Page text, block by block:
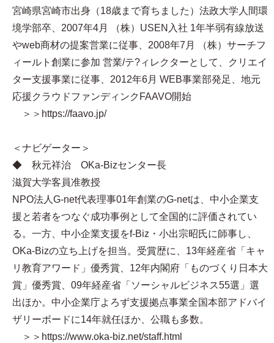
宮崎県宮崎市出身（18歳まで育ちました）法政大学人間環
境学部卒、2007年4月 （株）USEN入社 1年半弱有線放送
やweb商材の提案営業に従事、2008年7月 （株）サーチフ
ィールト創業に参加 営業/テ?ィレクターとして、クリエイ
ター支援事業に従事、2012年6月 WEB事業部発足、地元
応援クラウドファンディンクFAAVO開始
＞＞https://faavo.jp/
＜ナビゲーター＞
◆ 秋元祥治 OKa-Bizセンター長
滋賀大学客員准教授
NPO法人G-net代表理事01年創業のG-netは、中小企業支
援と若者をつなぐ成功事例として全国的に評価されてい
る。一方、中小企業支援をf-Biz・小出宗昭氏に師事し、
OKa-Bizの立ち上げを担当。受賞歴に、13年経産省「キャ
リ教育アワード」優秀賞、12年内閣府「ものづくり日本大
賞」優秀賞、09年経産省「ソーシャルビジネス55選」選
出ほか。中小企業庁よろず支援拠点事業全国本部アドバイ
ザリーボードに14年就任ほか、公職も多数。
＞＞https://www.oka-biz.net/staff.html